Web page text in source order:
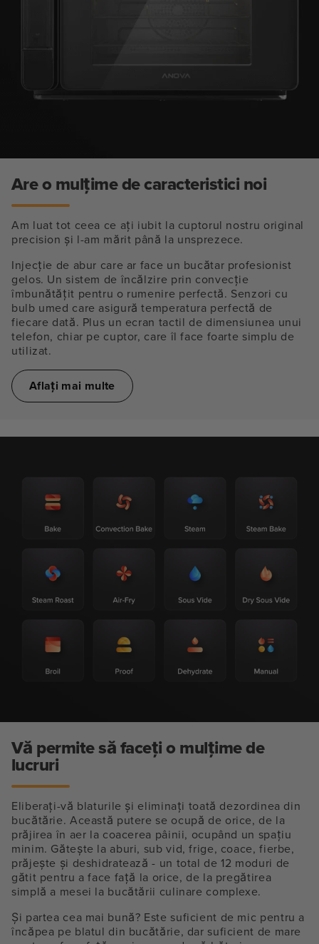
Are o mulțime de caracteristici noi
Am luat tot ceea ce ați iubit la cuptorul nostru original
precision și l-am mărit până la unsprezece.
Injecție de abur care ar face un bucătar profesionist
gelos. Un sistem de încălzire prin convecție
îmbunătățit pentru o rumenire perfectă. Senzori cu
bulb umed care asigură temperatura perfectă de
fiecare dată. Plus un ecran tactil de dimensiunea unui
telefon, chiar pe cuptor, care îl face foarte simplu de
utilizat.
Aflați mai multe
Vă permite să faceți o mulțime de
lucruri
Eliberați-vă blaturile și eliminați toată dezordinea din
bucătărie. Această putere se ocupă de orice, de la
prăjirea în aer la coacerea pâinii, ocupând un spațiu
minim. Gătește la aburi, sub vid, frige, coace, fierbe,
prăjește și deshidratează - un total de 12 moduri de
gătit pentru a face față la orice, de la pregătirea
simplă a mesei la bucătării culinare complexe.
Și partea cea mai bună? Este suficient de mic pentru a
încăpea pe blatul din bucătărie, dar suficient de mare